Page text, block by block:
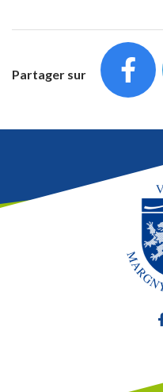
Partager sur